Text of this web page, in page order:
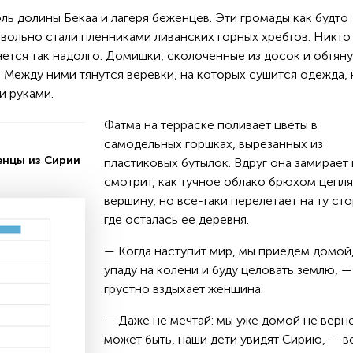
долины Бекаа и лагеря беженцев. Эти громады как будто
стали пленниками ливанских горных хребтов. Никто
так надолго. Домишки, сколоченные из досок и
Между ними тянутся веревки, на которых сушится одежда,
руками.
из Сирии
Фатма на терраске поливает цветы в
самодельных горшках, вырезанных из
пластиковых бутылок. Вдруг она замирает
смотрит, как тучное облако брюхом
вершину, но все-таки перелетает на ту
где осталась ее деревня.
— Когда наступит мир, мы приедем
упаду на колени и буду целовать землю, —
грустно вздыхает женщина.
— Даже не мечтай: мы уже домой не
может быть, наши дети увидят Сирию, —